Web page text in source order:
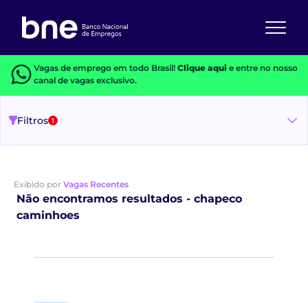
Vagas de emprego em todo Brasil! Clique aquie entre no nosso
canal de vagas exclusivo.
Filtros 1
Exibido por Vagas Recentes
Não encontramos resultados - chapeco
caminhoes